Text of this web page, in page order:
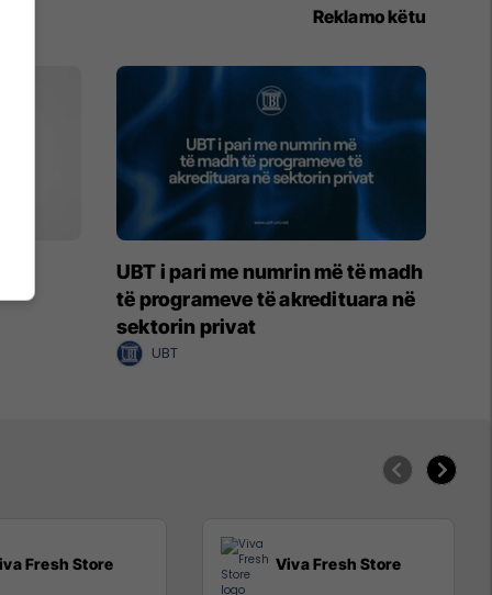
Reklamo këtu
UBT i pari me numrin më të madh
të programeve të akredituara në
sektorin privat
UBT
Fresh Store Viva Fresh Store